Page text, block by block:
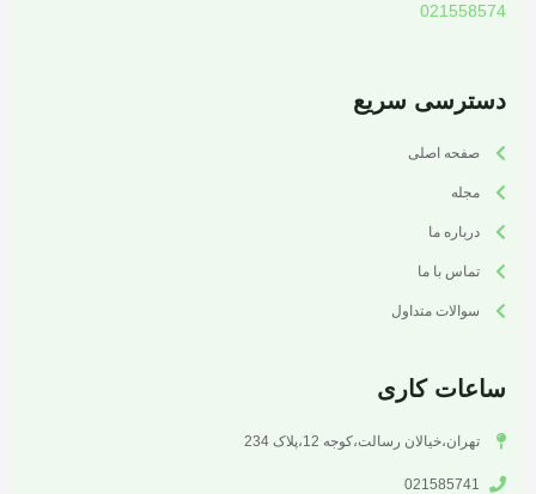
021558574
دسترسی سریع
صفحه اصلی
مجله
درباره ما
تماس با ما
سوالات متداول
ساعات کاری
تهران،خیالان رسالت،کوجه 12،پلاک 234
021585741